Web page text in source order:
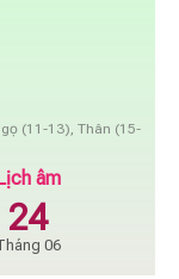
(11-13), Thân (15-
âm
24
06